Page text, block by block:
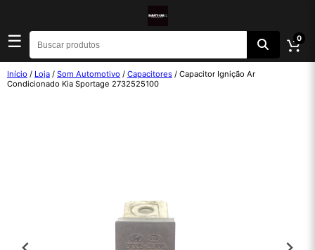
☰ 0
Início / Loja / Som Automotivo / Capacitores / Capacitor Ignição Ar
Condicionado Kia Sportage 2732525100